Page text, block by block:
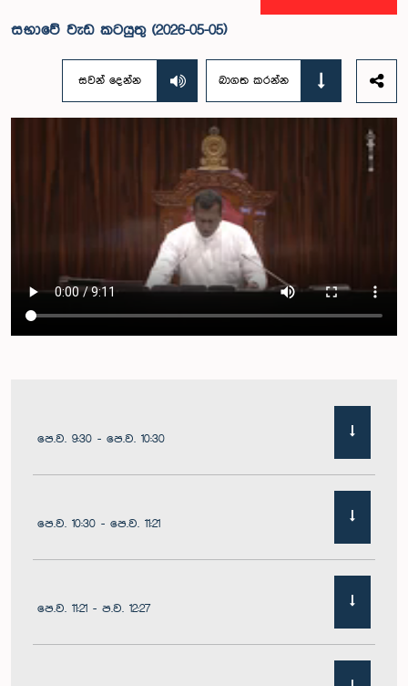
සභාවේ වැඩ කටයුතු (2026-05-05)
සවන් දෙන්න බාගත කරන්න
පෙ.ව. 9:30 - පෙ.ව. 10:30
පෙ.ව. 10:30 - පෙ.ව. 11:21
පෙ.ව. 11:21 - ප.ව. 12:27